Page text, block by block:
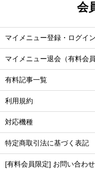
会
マイメニュー登録・ログイン
マイメニュー退会（有料会員
有料記事一覧
利用規約
対応機種
特定商取引法に基づく表記
[有料会員限定] お問い合わ